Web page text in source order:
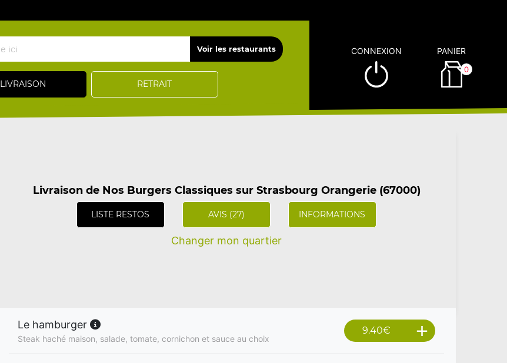
LIVRAISON RETRAIT
CONNEXION PANIER
0
Livraison de Nos Burgers Classiques sur Strasbourg Orangerie (67000)
LISTE RESTOS AVIS (27) INFORMATIONS
Changer mon quartier
Le hamburger
Steak haché maison, salade, tomate, cornichon et sauce au choix
9.40€